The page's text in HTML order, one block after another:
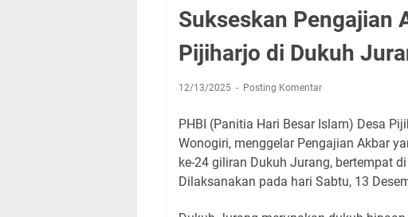
Sukseskan Pengajian
Pijiharjo di Dukuh
12/13/2025 Posting Komentar
PHBI (Panitia Hari Besar Islam) Desa
Wonogiri, menggelar Pengajian Akbar
ke-24 giliran Dukuh Jurang, bertempat
Dilaksanakan pada hari Sabtu, 13